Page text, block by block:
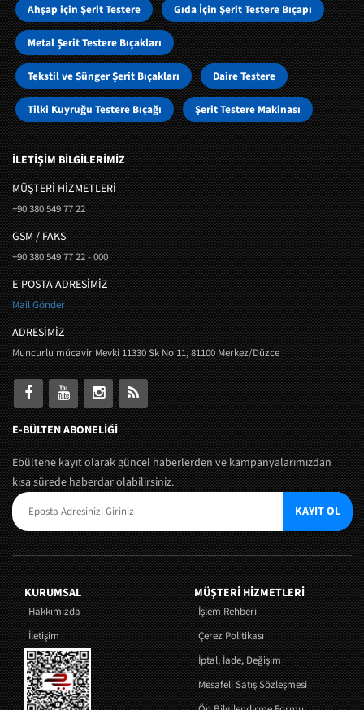
Ahşap için Şerit Testere Gıda İçin Şerit Testere Bıçapı
Metal Şerit Testere Bıçakları
Tekstil ve Sünger Şerit Bıçakları Daire Testere
Tilki Kuyruğu Testere Bıçağı Şerit Testere Makinası
İLETİŞİM BİLGİLERİMİZ
MÜŞTERI HIZMETLERI
+90 380 549 77 22
GSM / FAKS
+90 380 549 77 22 - 000
E-POSTA ADRESİMİZ
Mail Gönder
ADRESİMİZ
Muncurlu mücavir Mevki 11330 Sk No 11, 81100 Merkez/Düzce
E-BÜLTEN ABONELİĞİ
Ebültene kayıt olarak güncel haberlerden ve kampanyalarımızdan
kısa sürede haberdar olabilirsiniz.
KAYIT OL
KURUMSAL
Hakkımızda
İletişim
MÜŞTERI HIZMETLERI
İşlem Rehberi
Çerez Politikası
İptal, İade, Değişim
Mesafeli Satış Sözleşmesi